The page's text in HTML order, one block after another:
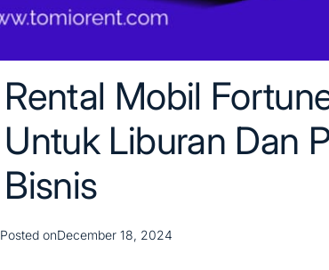
Rental Mobil
Untuk Liburan Dan
Bisnis
Posted onDecember 18, 2024